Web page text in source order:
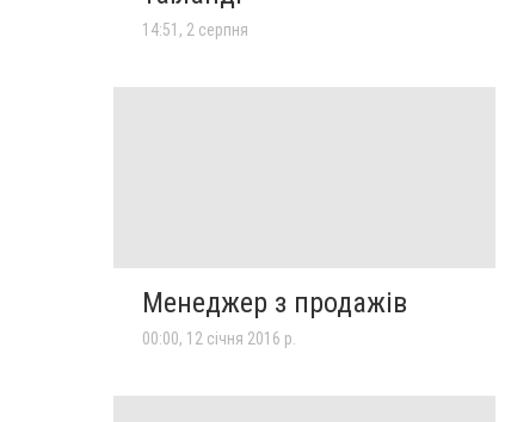
14:51, 2 серпня
Менеджер з продажів
00:00, 12 січня 2016 р.